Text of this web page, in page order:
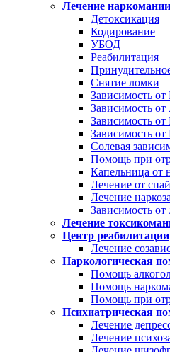
Лечение наркомании
Детоксикация
Кодирование
УБОД
Реабилитация
Снятие ломки
Зависимость
Зависимость
Зависимость
Зависимость
Солевая
Помощь при
Капельница от
Лечение от
Лечение
Зависимость от
Лечение
Центр реабилитации
Лечение
Наркологическая
Помощь
Помощь
Помощь при
Психиатрическая
Лечение
Лечение